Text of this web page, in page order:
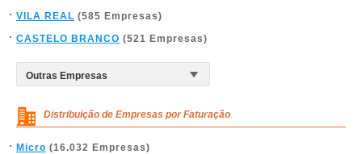
VILA REAL (585 Empresas)
CASTELO BRANCO (521 Empresas)
Distribuição de Empresas por Faturação
Micro (16.032 Empresas)